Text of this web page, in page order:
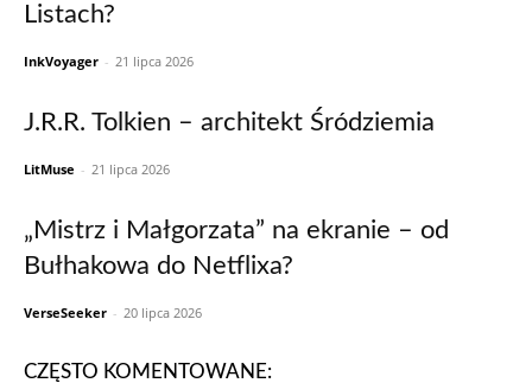
Listach?
InkVoyager - 21 lipca 2026
J.R.R. Tolkien – architekt Śródziemia
LitMuse - 21 lipca 2026
„Mistrz i Małgorzata” na ekranie – od
Bułhakowa do Netflixa?
VerseSeeker - 20 lipca 2026
CZĘSTO KOMENTOWANE: